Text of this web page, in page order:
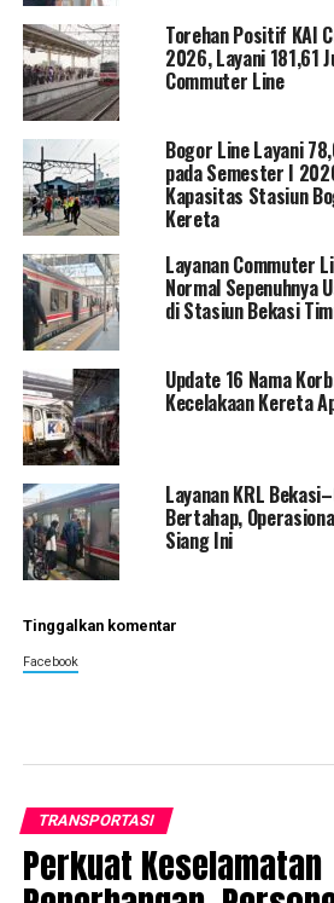
Torehan Positif KAI
2026, Layani 181,61
Commuter Line
Bogor Line Layani
pada Semester I
Kapasitas Stasiun
Kereta
Layanan Commuter
Normal Sepenuhnya
di Stasiun Bekasi
Update 16 Nama
Kecelakaan Kereta
Layanan KRL
Bertahap,
Siang Ini
Tinggalkan komentar
Facebook
TRANSPORTASI
Perkuat Keselamatan